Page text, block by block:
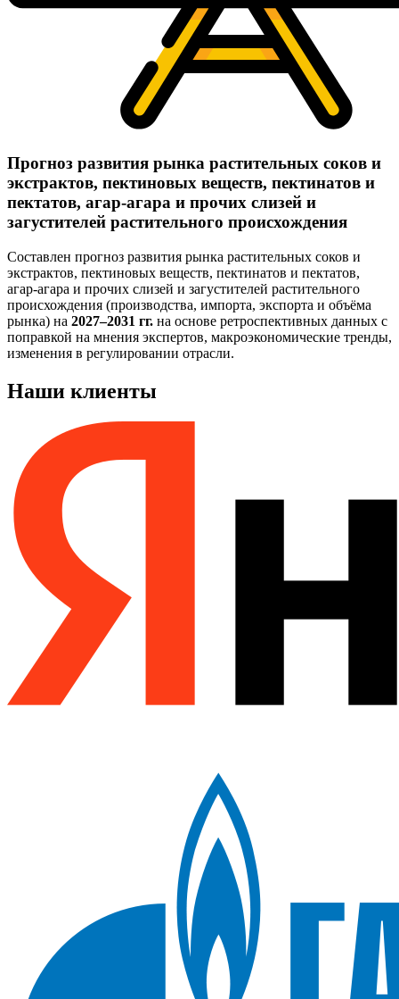
Прогноз развития рынка растительных соков и
экстрактов, пектиновых веществ, пектинатов и
пектатов, агар-агара и прочих слизей и
загустителей растительного происхождения
Составлен прогноз развития рынка растительных соков и
экстрактов, пектиновых веществ, пектинатов и пектатов,
агар-агара и прочих слизей и загустителей растительного
происхождения (производства, импорта, экспорта и объёма
рынка) на 2027–2031 гг. на основе ретроспективных данных с
поправкой на мнения экспертов, макроэкономические тренды,
изменения в регулировании отрасли.
Наши клиенты